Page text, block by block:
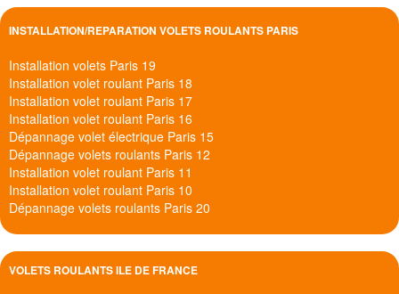
INSTALLATION/REPARATION VOLETS ROULANTS PARIS
Installation volets Paris 19
Installation volet roulant Paris 18
Installation volet roulant Paris 17
Installation volet roulant Paris 16
Dépannage volet électrique Paris 15
Dépannage volets roulants Paris 12
Installation volet roulant Paris 11
Installation volet roulant Paris 10
Dépannage volets roulants Paris 20
VOLETS ROULANTS ILE DE FRANCE